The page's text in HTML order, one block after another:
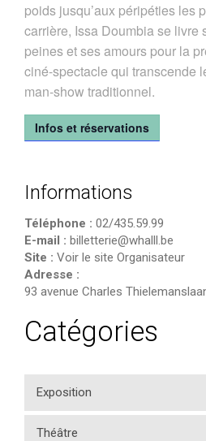
poids jusqu’aux péripéties les
carrière, Issa Doumbia se livre
peines et ses amours pour la
ciné-spectacle qui transcende
man-show traditionnel.
Infos et réservations
Informations
Téléphone : 02/435.59.99
E-mail : billetterie@whalll.be
Site : Voir le site Organisateur
Adresse :
93 avenue Charles
Catégories
Exposition
Théâtre